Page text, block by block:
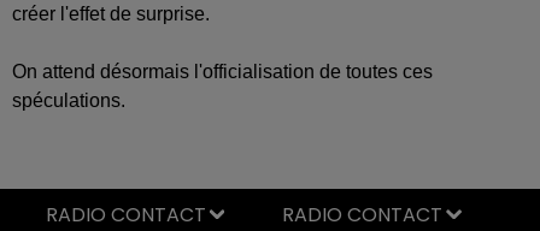
créer l'effet de surprise.
On attend désormais l'officialisation de toutes ces
spéculations.
RADIO CONTACT